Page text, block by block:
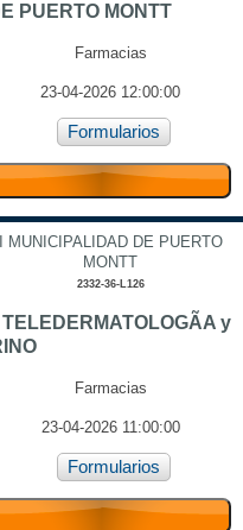
PUERTO MONTT
Farmacias
23-04-2026 12:00:00
Formularios
I MUNICIPALIDAD DE PUERTO
MONTT
2332-36-L126
y
Farmacias
23-04-2026 11:00:00
Formularios